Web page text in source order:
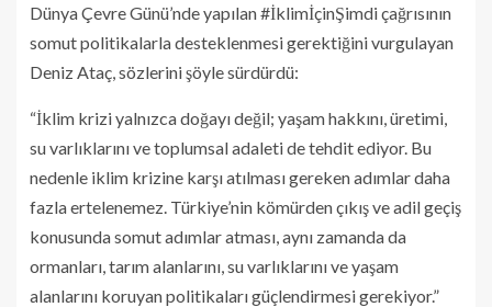
Dünya Çevre Günü’nde yapılan #İklimİçinŞimdi çağrısının
somut politikalarla desteklenmesi gerektiğini vurgulayan
Deniz Ataç, sözlerini şöyle sürdürdü:
“İklim krizi yalnızca doğayı değil; yaşam hakkını, üretimi,
su varlıklarını ve toplumsal adaleti de tehdit ediyor. Bu
nedenle iklim krizine karşı atılması gereken adımlar daha
fazla ertelenemez. Türkiye’nin kömürden çıkış ve adil geçiş
konusunda somut adımlar atması, aynı zamanda da
ormanları, tarım alanlarını, su varlıklarını ve yaşam
alanlarını koruyan politikaları güçlendirmesi gerekiyor.”